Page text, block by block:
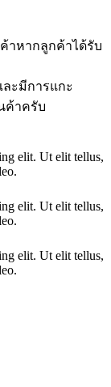
าหากลูกค้าได้รับ
ะมีการแกะ
ค้าครับ
elit. Ut elit tellus,
elit. Ut elit tellus,
elit. Ut elit tellus,